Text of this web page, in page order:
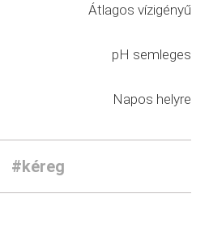
Átlagos vízigényű
pH semleges
Napos helyre
#kéreg